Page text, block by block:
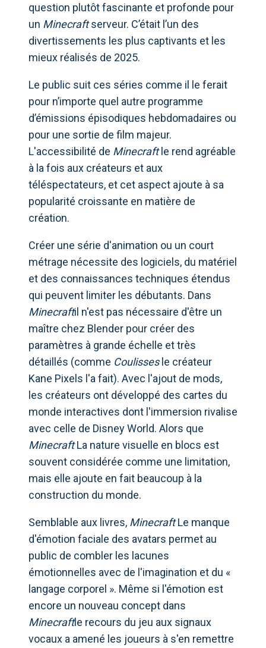
question plutôt fascinante et profonde pour
un Minecraftserveur. C’était l’un des
divertissements les plus captivants et les
mieux réalisés de 2025.
Le public suit ces séries comme il le ferait
pour n’importe quel autre programme
d’émissions épisodiques hebdomadaires ou
pour une sortie de film majeur.
L'accessibilité de Minecraftle rend agréable
à la fois aux créateurs et aux
téléspectateurs, et cet aspect ajoute à sa
popularité croissante en matière de
création.
Créer une série d'animation ou un court
métrage nécessite des logiciels, du matériel
et des connaissances techniques étendus
qui peuvent limiter les débutants. Dans
Minecraftil n'est pas nécessaire d'être un
maître chez Blender pour créer des
paramètres à grande échelle et très
détaillés (comme Coulissesle créateur
Kane Pixels l'a fait). Avec l'ajout de mods,
les créateurs ont développé des cartes du
monde interactives dont l'immersion rivalise
avec celle de Disney World. Alors que
MinecraftLa nature visuelle en blocs est
souvent considérée comme une limitation,
mais elle ajoute en fait beaucoup à la
construction du monde.
Semblable aux livres, MinecraftLe manque
d'émotion faciale des avatars permet au
public de combler les lacunes
émotionnelles avec de l'imagination et du «
langage corporel ». Même si l'émotion est
encore un nouveau concept dans
Minecraftle recours du jeu aux signaux
vocaux a amené les joueurs à s'en remettre